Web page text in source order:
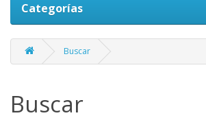
Categorías
Buscar
Buscar